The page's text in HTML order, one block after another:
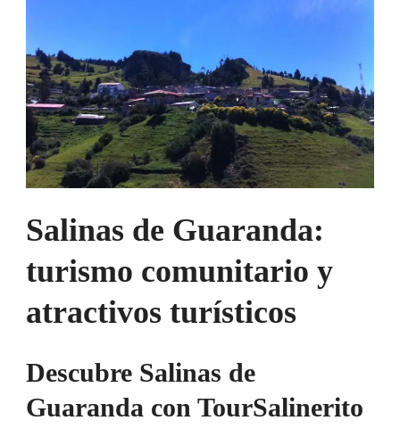
Salinas de Guaranda:
turismo comunitario y
atractivos turísticos
Descubre Salinas de
Guaranda con TourSalinerito